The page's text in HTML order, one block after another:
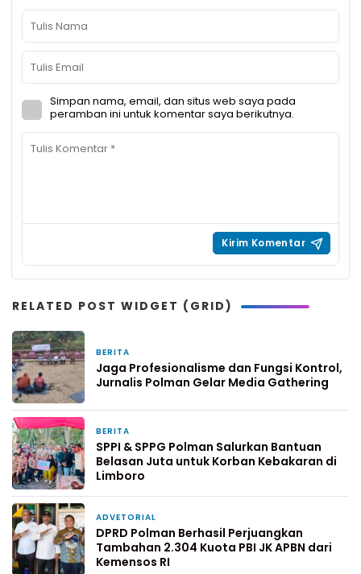
Simpan nama, email, dan situs web saya pada
peramban ini untuk komentar saya berikutnya.
RELATED POST WIDGET (GRID)
BERITA
Jaga Profesionalisme dan Fungsi Kontrol,
Jurnalis Polman Gelar Media Gathering
BERITA
SPPI & SPPG Polman Salurkan Bantuan
Belasan Juta untuk Korban Kebakaran di
Limboro
ADVETORIAL
DPRD Polman Berhasil Perjuangkan
Tambahan 2.304 Kuota PBI JK APBN dari
Kemensos RI